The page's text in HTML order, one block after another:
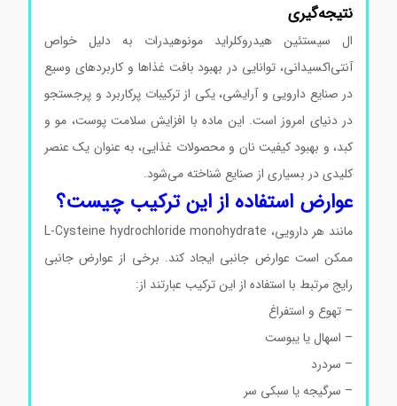
نتیجه‌گیری
ال سیستئین هیدروکلراید مونوهیدرات به دلیل خواص
آنتی‌اکسیدانی، توانایی در بهبود بافت غذاها و کاربردهای وسیع
در صنایع دارویی و آرایشی، یکی از ترکیبات پرکاربرد و پرجستجو
در دنیای امروز است. این ماده با افزایش سلامت پوست، مو و
کبد، و بهبود کیفیت نان و محصولات غذایی، به عنوان یک عنصر
کلیدی در بسیاری از صنایع شناخته می‌شود.
عوارض استفاده از این ترکیب چیست؟
مانند هر دارویی، L-Cysteine hydrochloride monohydrate
ممکن است عوارض جانبی ایجاد کند. برخی از عوارض جانبی
رایج مرتبط با استفاده از این ترکیب عبارتند از:
– تهوع و استفراغ
– اسهال یا یبوست
– سردرد
– سرگیجه یا سبکی سر